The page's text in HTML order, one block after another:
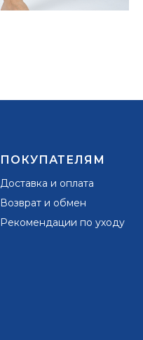
ПОКУПАТЕЛЯМ
Доставка и оплата
Возврат и обмен
Рекомендации по уходу